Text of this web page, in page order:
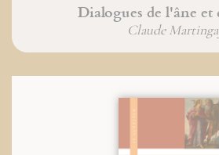
Dialogues de l'âne et
Claude